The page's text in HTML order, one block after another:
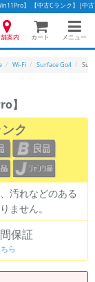
】 【中古Cランク】|中
舗案内 カート メニュー
Wi-Fi Surface Go4
】
ク
汚れなどのある
ません。
保証
ら